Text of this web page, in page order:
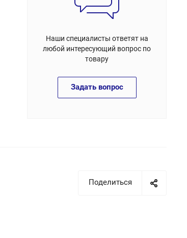
Наши специалисты ответят на
любой интересующий вопрос по
товару
Задать вопрос
Поделиться